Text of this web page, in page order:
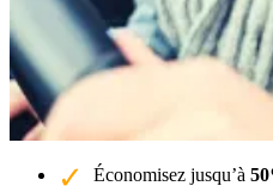
Économisez jusqu’à